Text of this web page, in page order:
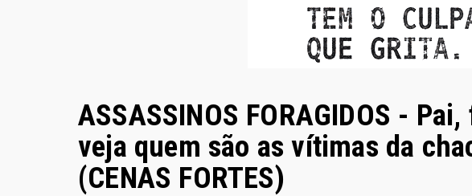
ASSASSINOS FORAGIDOS -
veja quem são as vítimas da
(CENAS FORTES)